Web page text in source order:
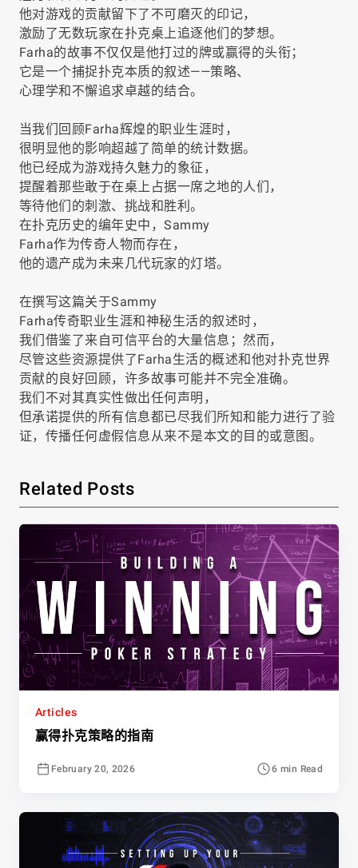
他对游戏的贡献留下了不可磨灭的印记，
激励了无数玩家在扑克桌上追逐他们的梦想。
Farha的故事不仅仅是他打过的牌或赢得的头衔；
它是一个捕捉扑克本质的叙述——策略、
心理学和不懈追求卓越的结合。
当我们回顾Farha辉煌的职业生涯时，
很明显他的影响超越了简单的统计数据。
他已经成为游戏持久魅力的象征，
提醒着那些敢于在桌上占据一席之地的人们，
等待他们的刺激、挑战和胜利。
在扑克历史的编年史中，Sammy
Farha作为传奇人物而存在，
他的遗产成为未来几代玩家的灯塔。
在撰写这篇关于Sammy
Farha传奇职业生涯和神秘生活的叙述时，
我们借鉴了来自可信平台的大量信息；然而，
尽管这些资源提供了Farha生活的概述和他对扑克世界
贡献的良好回顾，许多故事可能并不完全准确。
我们不对其真实性做出任何声明，
但承诺提供的所有信息都已尽我们所知和能力进行了验
证，传播任何虚假信息从来不是本文的目的或意图。
Related Posts
Articles
赢得扑克策略的指南
February 20, 2026 6 min Read